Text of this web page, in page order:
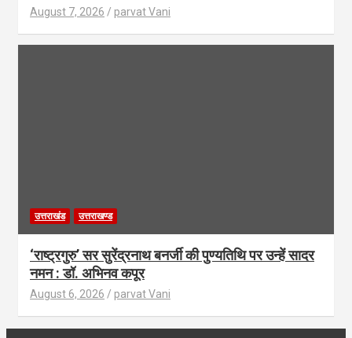
August 7, 2026 parvat Vani
उत्तराखंड उत्तराखण्ड
‘राष्ट्रगुरु’ सर सुरेंद्रनाथ बनर्जी की पुण्यतिथि पर उन्हें सादर
नमन : डॉ. अभिनव कपूर
August 6, 2026 parvat Vani